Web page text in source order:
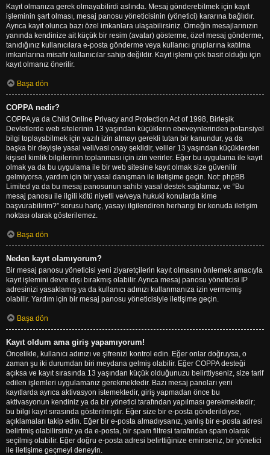
Kayıt olmanıza gerek olmayabilirdi aslında. Mesaj gönderebilmek için kayıt
işleminin şart olması, mesaj panosu yöneticisinin (yönetici) kararına bağlıdır.
Ayrıca kayıt olunca bazı özel imkanlara ulaşabilirsiniz. Örneğin mesajlarınızın
yanında kendinize ait küçük bir resim (avatar) gösterme, özel mesaj gönderme,
tanıdığınız kullanıcılara e-posta gönderme veya kullanıcı gruplarına katılma
imkanlarına misafir kullanıcılar sahip değildir. Kayıt işlemi çok basit olduğu için
kayıt olmanız önerilir.
Başa dön
COPPA nedir?
COPPA ya da Child Online Privacy and Protection Act of 1998, Birleşik
Devletlerde web sitelerinin 13 yaşından küçüklerin ebeveynlerinden potansiyel
bilgi toplayabilmek için yazılı izin almayı gerekli tutan bir kanundur, ya da
başka bir deyişle yasal veli/vasi onay şeklidir, veliler 13 yaşından küçüklerden
kişisel kimlik bilgilerinin toplanması için izin verirler. Eğer bu uygulama ile kayıt
olmak ya da bu uygulama ile bir web sitesine kayıt olmak size güvenilir
gelmiyorsa, yardım için bir yasal danışman ile iletişime geçin. Not: phpBB
Limited ya da bu mesaj panosunun sahibi yasal destek sağlamaz, ve “Bu
mesaj panosu ile ilgili kötü niyetli ve/veya hukuki konularda kime
başvurabilirim?” sorusu hariç, yasayı ilgilendiren herhangi bir konuda iletişim
noktası olarak gösterilemez.
Başa dön
Neden kayıt olamıyorum?
Bir mesaj panosu yöneticisi yeni ziyaretçilerin kayıt olmasını önlemek amacıyla
kayıt işlemini devre dışı bırakmış olabilir. Ayrıca mesaj panosu yöneticisi IP
adresinizi yasaklamış ya da kullanıcı adınızı kullanmanıza izin vermemiş
olabilir. Yardım için bir mesaj panosu yöneticisiyle iletişime geçin.
Başa dön
Kayıt oldum ama giriş yapamıyorum!
Öncelikle, kullanıcı adınızı ve şifrenizi kontrol edin. Eğer onlar doğruysa, o
zaman şu iki durumdan biri meydana gelmiş olabilir. Eğer COPPA desteği
açıksa ve kayıt sırasında 13 yaşından küçük olduğunuzu belirttiyseniz, size tarif
edilen işlemleri uygulamanız gerekmektedir. Bazı mesaj panoları yeni
kayıtlarda ayrıca aktivasyon istemektedir, giriş yapmadan önce bu
aktivasyonun kendiniz ya da bir yönetici tarafından yapılması gerekmektedir;
bu bilgi kayıt sırasında gösterilmiştir. Eğer size bir e-posta gönderildiyse,
açıklamaları takip edin. Eğer bir e-posta almadıysanız, yanlış bir e-posta adresi
belirtmiş olabilirsiniz ya da e-posta, bir spam filtresi tarafından spam olarak
seçilmiş olabilir. Eğer doğru e-posta adresi belirttiğinize eminseniz, bir yönetici
ile iletişime geçmeyi deneyin.